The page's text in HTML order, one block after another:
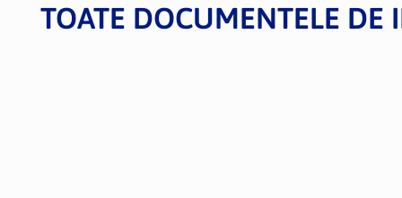
TOATE DOCUMENTELE DE